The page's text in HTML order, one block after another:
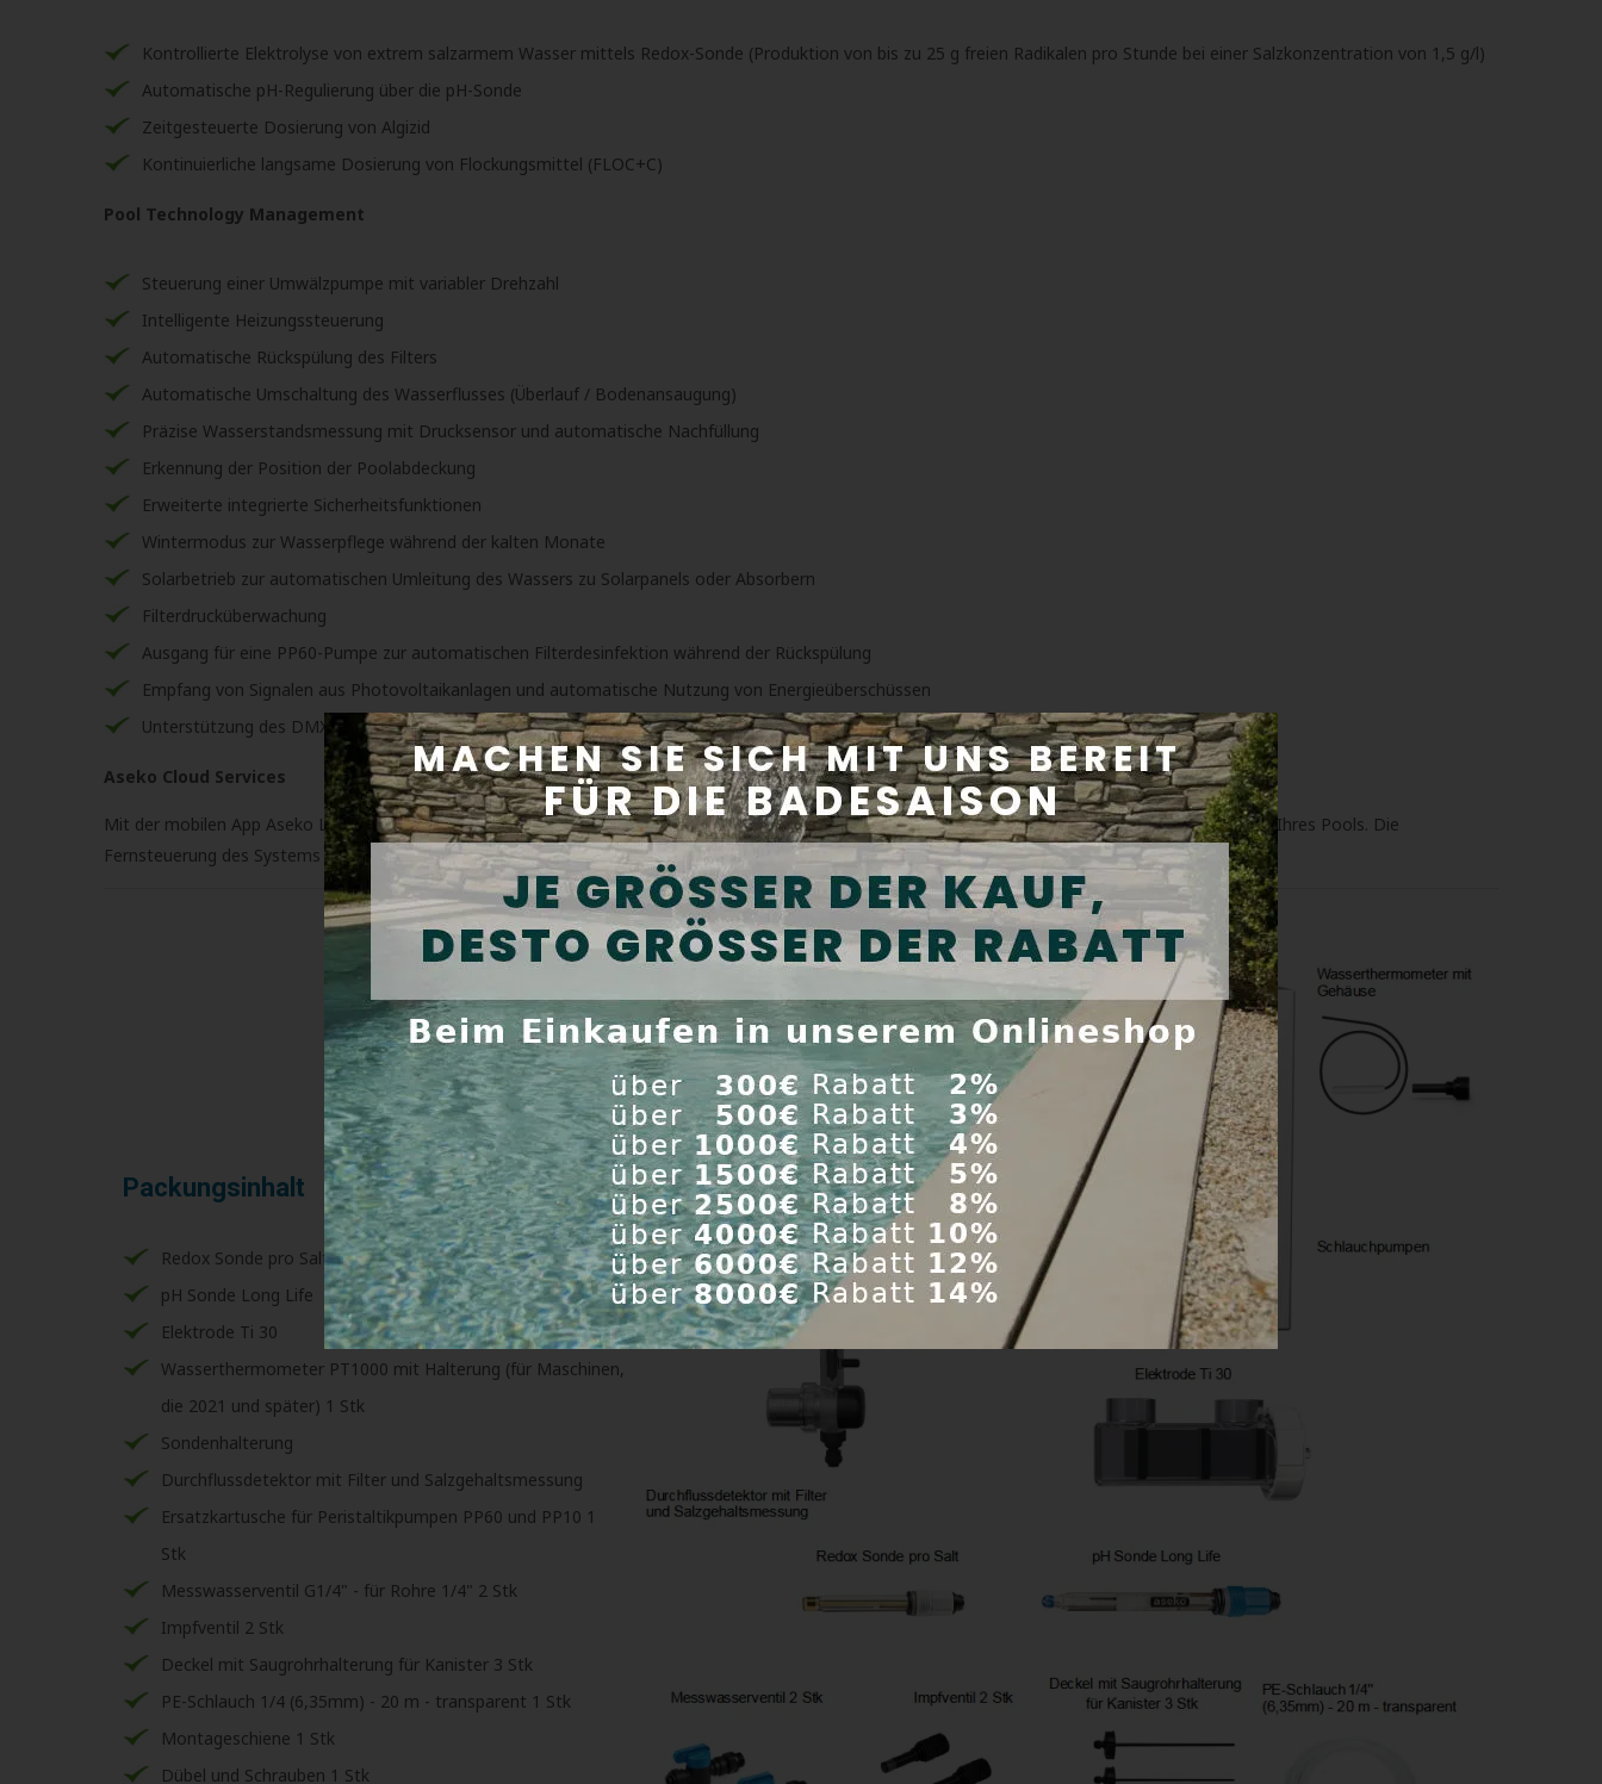
Kontrollierte Elektrolyse von extrem salzarmem Wasser mittels Redox-Sonde (Produktion von bis zu 25 g freien Radikalen pro Stunde bei einer Salzkonzentration von 1,5 g/l)
Automatische pH-Regulierung über die pH-Sonde
Zeitgesteuerte Dosierung von Algizid
Kontinuierliche langsame Dosierung von Flockungsmittel (FLOC+C)
Pool Technology Management
Steuerung einer Umwälzpumpe mit variabler Drehzahl
Intelligente Heizungssteuerung
Automatische Rückspülung des Filters
Automatische Umschaltung des Wasserflusses (Überlauf / Bodenansaugung)
Präzise Wasserstandsmessung mit Drucksensor und automatische Nachfüllung
Erkennung der Position der Poolabdeckung
Erweiterte integrierte Sicherheitsfunktionen
Wintermodus zur Wasserpflege während der kalten Monate
Solarbetrieb zur automatischen Umleitung des Wassers zu Solarpanels oder Absorbern
Filterdrucküberwachung
Ausgang für eine PP60-Pumpe zur automatischen Filterdesinfektion während der Rückspülung
Empfang von Signalen aus Photovoltaikanlagen und automatische Nutzung von Energieüberschüssen
Unterstützung des DMX-Protokolls zur Steuerung von RGB-Beleuchtung
Aseko Cloud Services
Mit der mobilen App Aseko LIVE und der Webplattform aseko.cloud erhalten Sie in Echtzeit Zugriff auf den aktuellen Status und die Wartungsübersicht Ihres Pools. Die
Fernsteuerung des Systems ist außerdem über die mobile App Aseko REMOTE möglich.
Packungsinhalt
Redox Sonde pro Salt
pH Sonde Long Life
Elektrode Ti 30
Wasserthermometer PT1000 mit Halterung (für Maschinen,
die 2021 und später) 1 Stk
Sondenhalterung
Durchflussdetektor mit Filter und Salzgehaltsmessung
Ersatzkartusche für Peristaltikpumpen PP60 und PP10 1
Stk
Messwasserventil G1/4" - für Rohre 1/4" 2 Stk
Impfventil 2 Stk
Deckel mit Saugrohrhalterung für Kanister 3 Stk
PE-Schlauch 1/4 (6,35mm) - 20 m - transparent 1 Stk
Montageschiene 1 Stk
Dübel und Schrauben 1 Stk